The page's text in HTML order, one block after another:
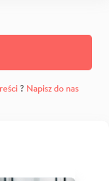
? Napisz do nas